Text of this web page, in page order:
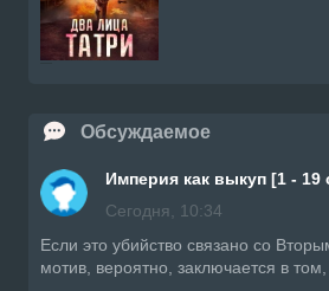
Обсуждаемое
Империя как выкуп [1 - 19
Сегодня, 10:34
Если это убийство связано со
мотив, вероятно, заключается в том,